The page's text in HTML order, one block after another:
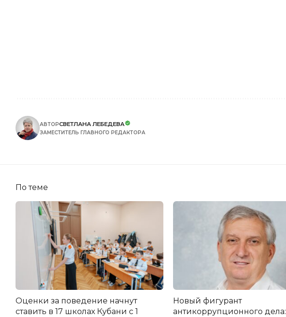
АВТОРСВЕТЛАНА ЛЕБЕДЕВА
ЗАМЕСТИТЕЛЬ ГЛАВНОГО РЕДАКТОРА
По теме
Оценки за поведение начнут
ставить в 17 школах Кубани с 1
Новый фигурант
антикоррупционного дела: